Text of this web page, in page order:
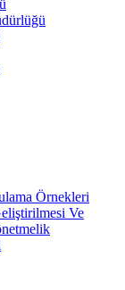
Örnekleri
Ve